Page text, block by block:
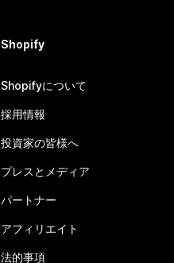
Shopify
Shopifyについて
採用情報
投資家の皆様へ
プレスとメディア
パートナー
アフィリエイト
法的事項